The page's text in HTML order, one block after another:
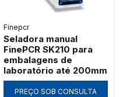
Finepcr
Seladora manual
FinePCR SK210 para
embalagens de
laboratório até 200mm
PREÇO SOB CONSULTA